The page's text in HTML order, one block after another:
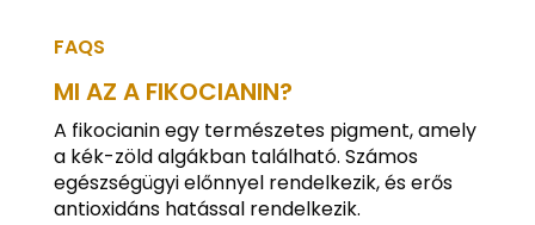
FAQS
MI AZ A FIKOCIANIN?
A fikocianin egy természetes pigment, amely
a kék-zöld algákban található. Számos
egészségügyi előnnyel rendelkezik, és erős
antioxidáns hatással rendelkezik.